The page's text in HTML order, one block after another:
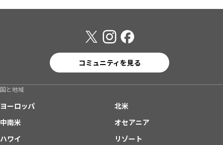
コミュニティを見る
国と地域
ヨーロッパ
北米
中南米
オセアニア
ハワイ
リゾート